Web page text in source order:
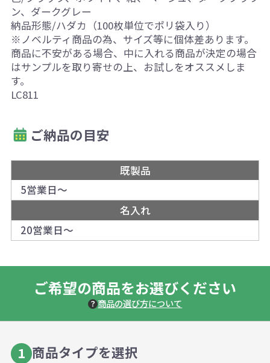
ン、ダークグレー
納品形態/ハダカ（100枚単位でポリ袋入り）
※ノベルティ商品の為、サイズ等に個体差あります。
商品に不安がある場合、中に入れる商品が決定の場合
はサンプルを取り寄せの上、お試しをオススメしま
す。
LC811
ご納品の目安
既製品
5営業日～
名入れ
20営業日～
ご希望の商品をお選びください
商品の選び方について
1 商品タイプを選択